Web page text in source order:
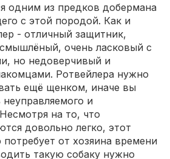
одним из предков добермана
с этой породой. Как и
- отличный защитник,
очень ласковый с
но недоверчивый и
Ротвейлера нужно
ещё щенком, иначе вы
неуправляемого и
на то, что
довольно легко, этот
от хозяина времени
такую собаку нужно